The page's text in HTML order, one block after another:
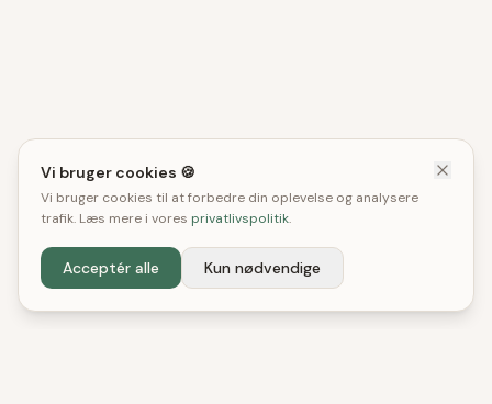
Vi bruger cookies 🍪
Vi bruger cookies til at forbedre din oplevelse og analysere
trafik. Læs mere i vores privatlivspolitik.
Acceptér alle Kun nødvendige